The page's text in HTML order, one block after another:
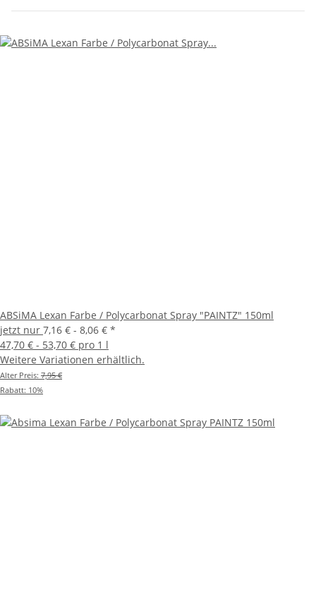
ABSiMA Lexan Farbe / Polycarbonat Spray "PAINTZ" 150ml
jetzt nur 7,16 € - 8,06 € *
47,70 € - 53,70 € pro 1 l
Weitere Variationen erhältlich.
Alter Preis: 7,95 €
Rabatt: 10%